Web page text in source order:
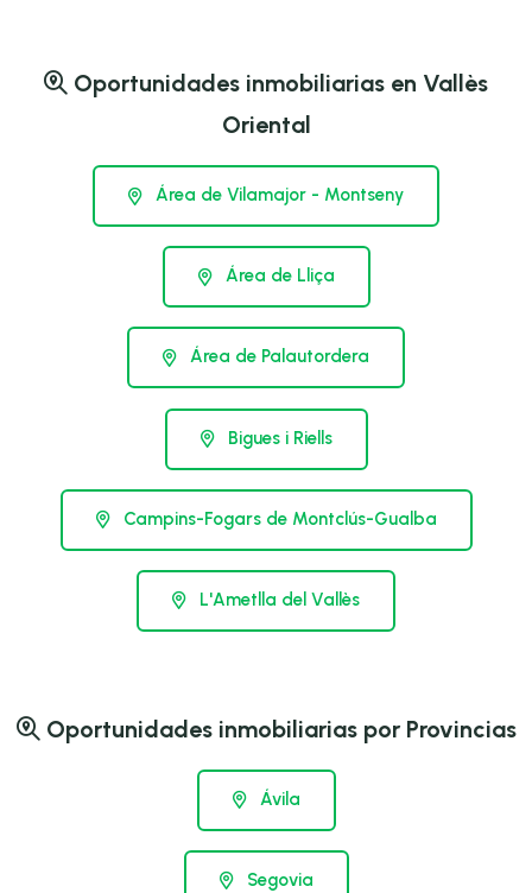
Oportunidades inmobiliarias en Vallès
Oriental
Área de Vilamajor - Montseny
Área de Lliça
Área de Palautordera
Bigues i Riells
Campins-Fogars de Montclús-Gualba
L'Ametlla del Vallès
Oportunidades inmobiliarias por Provincias
Ávila
Segovia